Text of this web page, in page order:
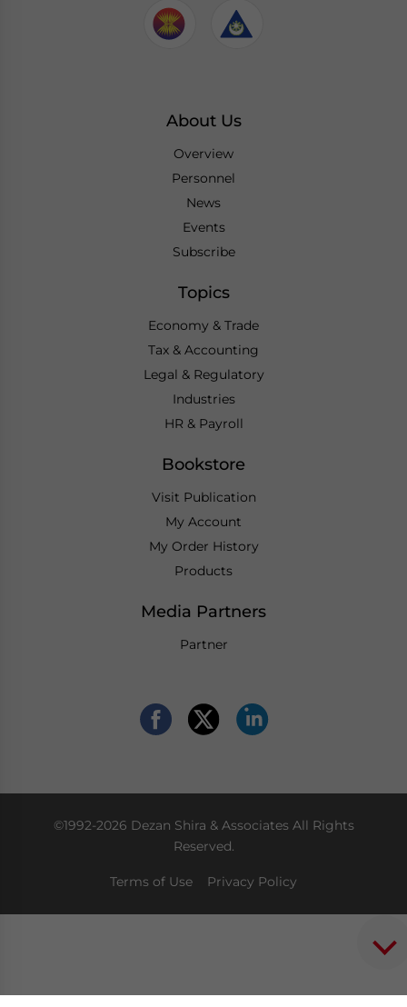
About Us
Overview
Personnel
News
Events
Subscribe
Topics
Economy & Trade
Tax & Accounting
Legal & Regulatory
Industries
HR & Payroll
Bookstore
Visit Publication
My Account
My Order History
Products
Media Partners
Partner
©1992-2026 Dezan Shira & Associates All Rights
Reserved.
Terms of Use Privacy Policy